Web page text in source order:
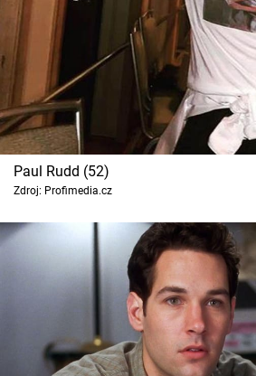
Paul Rudd (52)
Zdroj: Profimedia.cz